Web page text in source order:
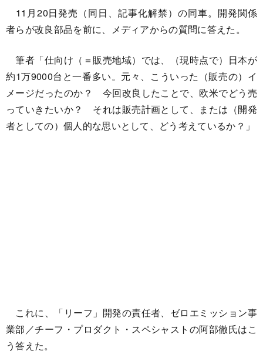
11月20日発売（同日、記事化解禁）の同車。開発関係
者らが改良部品を前に、メディアからの質問に答えた。
筆者「仕向け（＝販売地域）では、（現時点で）日本が
約1万9000台と一番多い。元々、こういった（販売の）イ
メージだったのか？ 今回改良したことで、欧米でどう売
っていきたいか？ それは販売計画として、または（開発
者としての）個人的な思いとして、どう考えているか？」
これに、「リーフ」開発の責任者、ゼロエミッション事
業部／チーフ・プロダクト・スペシャストの阿部徹氏はこ
う答えた。